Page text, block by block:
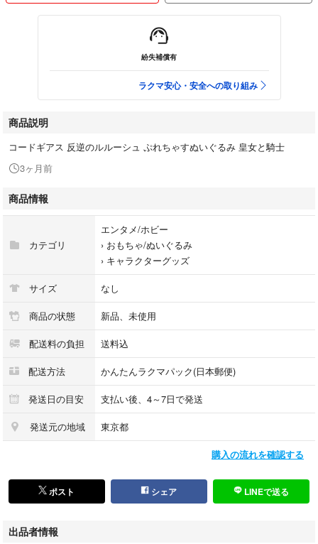
紛失補償有
ラクマ安心・安全への取り組み
商品説明
コードギアス 反逆のルルーシュ ぷれちゃすぬいぐるみ 皇女と騎士
3ヶ月前
商品情報
カテゴリ
エンタメ/ホビー
› おもちゃ/ぬいぐるみ
› キャラクターグッズ
サイズ なし
商品の状態 新品、未使用
配送料の負担 送料込
配送方法 かんたんラクマパック(日本郵便)
発送日の目安 支払い後、4～7日で発送
発送元の地域 東京都
購入の流れを確認する
ポスト シェア LINEで送る
出品者情報